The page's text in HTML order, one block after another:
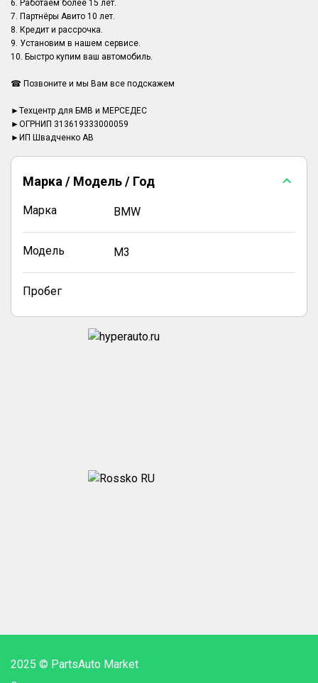
6. Работаем более 15 лет.
7. Партнёры Авито 10 лет.
8. Кредит и рассрочка.
9. Установим в нашем сервисе.
10. Быстро купим ваш автомобиль.
☎ Позвоните и мы Вам все подскажем
►Техцентр для БМВ и МЕРСЕДЕС
►ОГРНИП 313619333000059
►ИП Швадченко АВ
Марка / Модель / Год
Марка BMW
Модель M3
Пробег
2025 © PartsAuto Market